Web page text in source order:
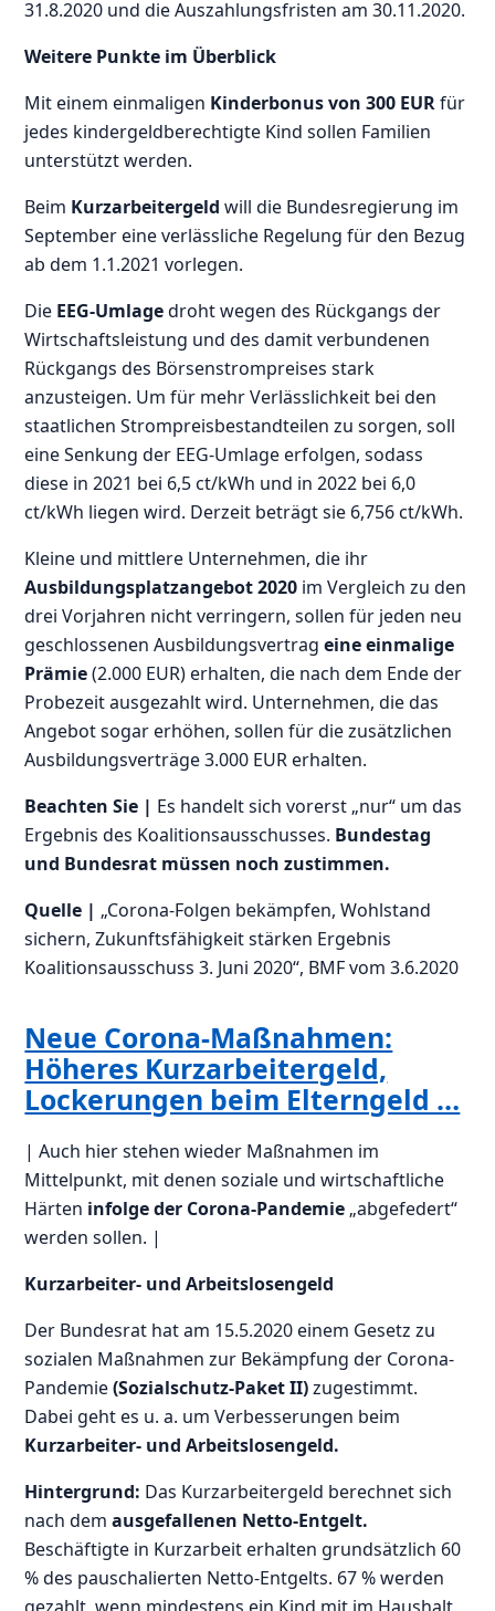
31.8.2020 und die Auszahlungsfristen am 30.11.2020.
Weitere Punkte im Überblick
Mit einem einmaligen Kinderbonus von 300 EURfür
jedes kindergeldberechtigte Kind sollen Familien
unterstützt werden.
Beim Kurzarbeitergeld will die Bundesregierung im
September eine verlässliche Regelung für den Bezug
ab dem 1.1.2021 vorlegen.
Die EEG-Umlagedroht wegen des Rückgangs der
Wirtschaftsleistung und des damit verbundenen
Rückgangs des Börsenstrompreises stark
anzusteigen. Um für mehr Verlässlichkeit bei den
staatlichen Strompreisbestandteilen zu sorgen, soll
eine Senkung der EEG-Umlage erfolgen, sodass
diese in 2021 bei 6,5 ct/kWh und in 2022 bei 6,0
ct/kWh liegen wird. Derzeit beträgt sie 6,756 ct/kWh.
Kleine und mittlere Unternehmen, die ihr
Ausbildungsplatzangebot 2020 im Vergleich zu den
drei Vorjahren nicht verringern, sollen für jeden neu
geschlossenen Ausbildungsvertrageine einmalige
Prämie(2.000 EUR) erhalten, die nach dem Ende der
Probezeit ausgezahlt wird. Unternehmen, die das
Angebot sogar erhöhen, sollen für die zusätzlichen
Ausbildungsverträge 3.000 EUR erhalten.
Beachten Sie | Es handelt sich vorerst „nur“ um das
Ergebnis des Koalitionsausschusses. Bundestag
und Bundesrat müssen noch zustimmen.
Quelle | „Corona-Folgen bekämpfen, Wohlstand
sichern, Zukunftsfähigkeit stärken Ergebnis
Koalitionsausschuss 3. Juni 2020“, BMF vom 3.6.2020
Neue Corona-Maßnahmen:
Höheres Kurzarbeitergeld,
Lockerungen beim Elterngeld …
| Auch hier stehen wieder Maßnahmen im
Mittelpunkt, mit denen soziale und wirtschaftliche
Härten infolgeder Corona-Pandemie „abgefedert“
werden sollen. |
Kurzarbeiter- und Arbeitslosengeld
Der Bundesrat hat am 15.5.2020 einem Gesetz zu
sozialen Maßnahmen zur Bekämpfung der Corona-
Pandemie(Sozialschutz-Paket II)zugestimmt.
Dabei geht es u. a. um Verbesserungen beim
Kurzarbeiter- und Arbeitslosengeld.
Hintergrund: Das Kurzarbeitergeld berechnet sich
nach demausgefallenen Netto-Entgelt.
Beschäftigte in Kurzarbeit erhalten grundsätzlich 60
% des pauschalierten Netto-Entgelts. 67 % werden